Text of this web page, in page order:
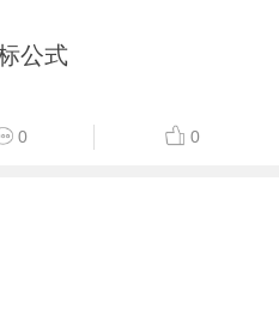
公式
0 0